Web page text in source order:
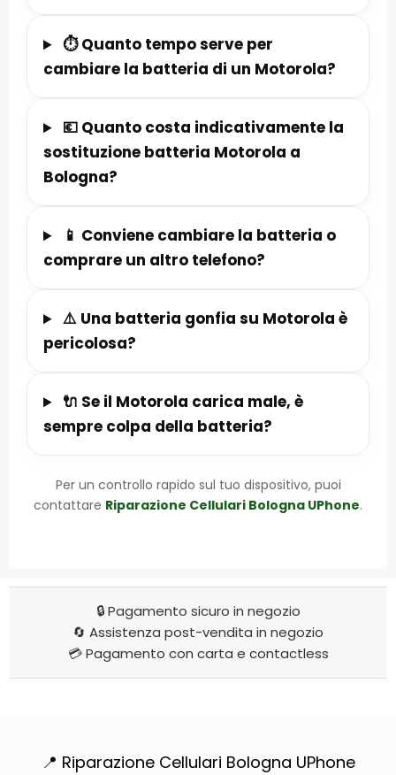
⏱️ Quanto tempo serve per
cambiare la batteria di un Motorola?
💶 Quanto costa indicativamente la
sostituzione batteria Motorola a
Bologna?
📱 Conviene cambiare la batteria o
comprare un altro telefono?
⚠️ Una batteria gonfia su Motorola è
pericolosa?
🔌 Se il Motorola carica male, è
sempre colpa della batteria?
Per un controllo rapido sul tuo dispositivo, puoi
contattare Riparazione Cellulari Bologna UPhone.
🔒 Pagamento sicuro in negozio
🔄 Assistenza post-vendita in negozio
💳 Pagamento con carta e contactless
📍 Riparazione Cellulari Bologna UPhone